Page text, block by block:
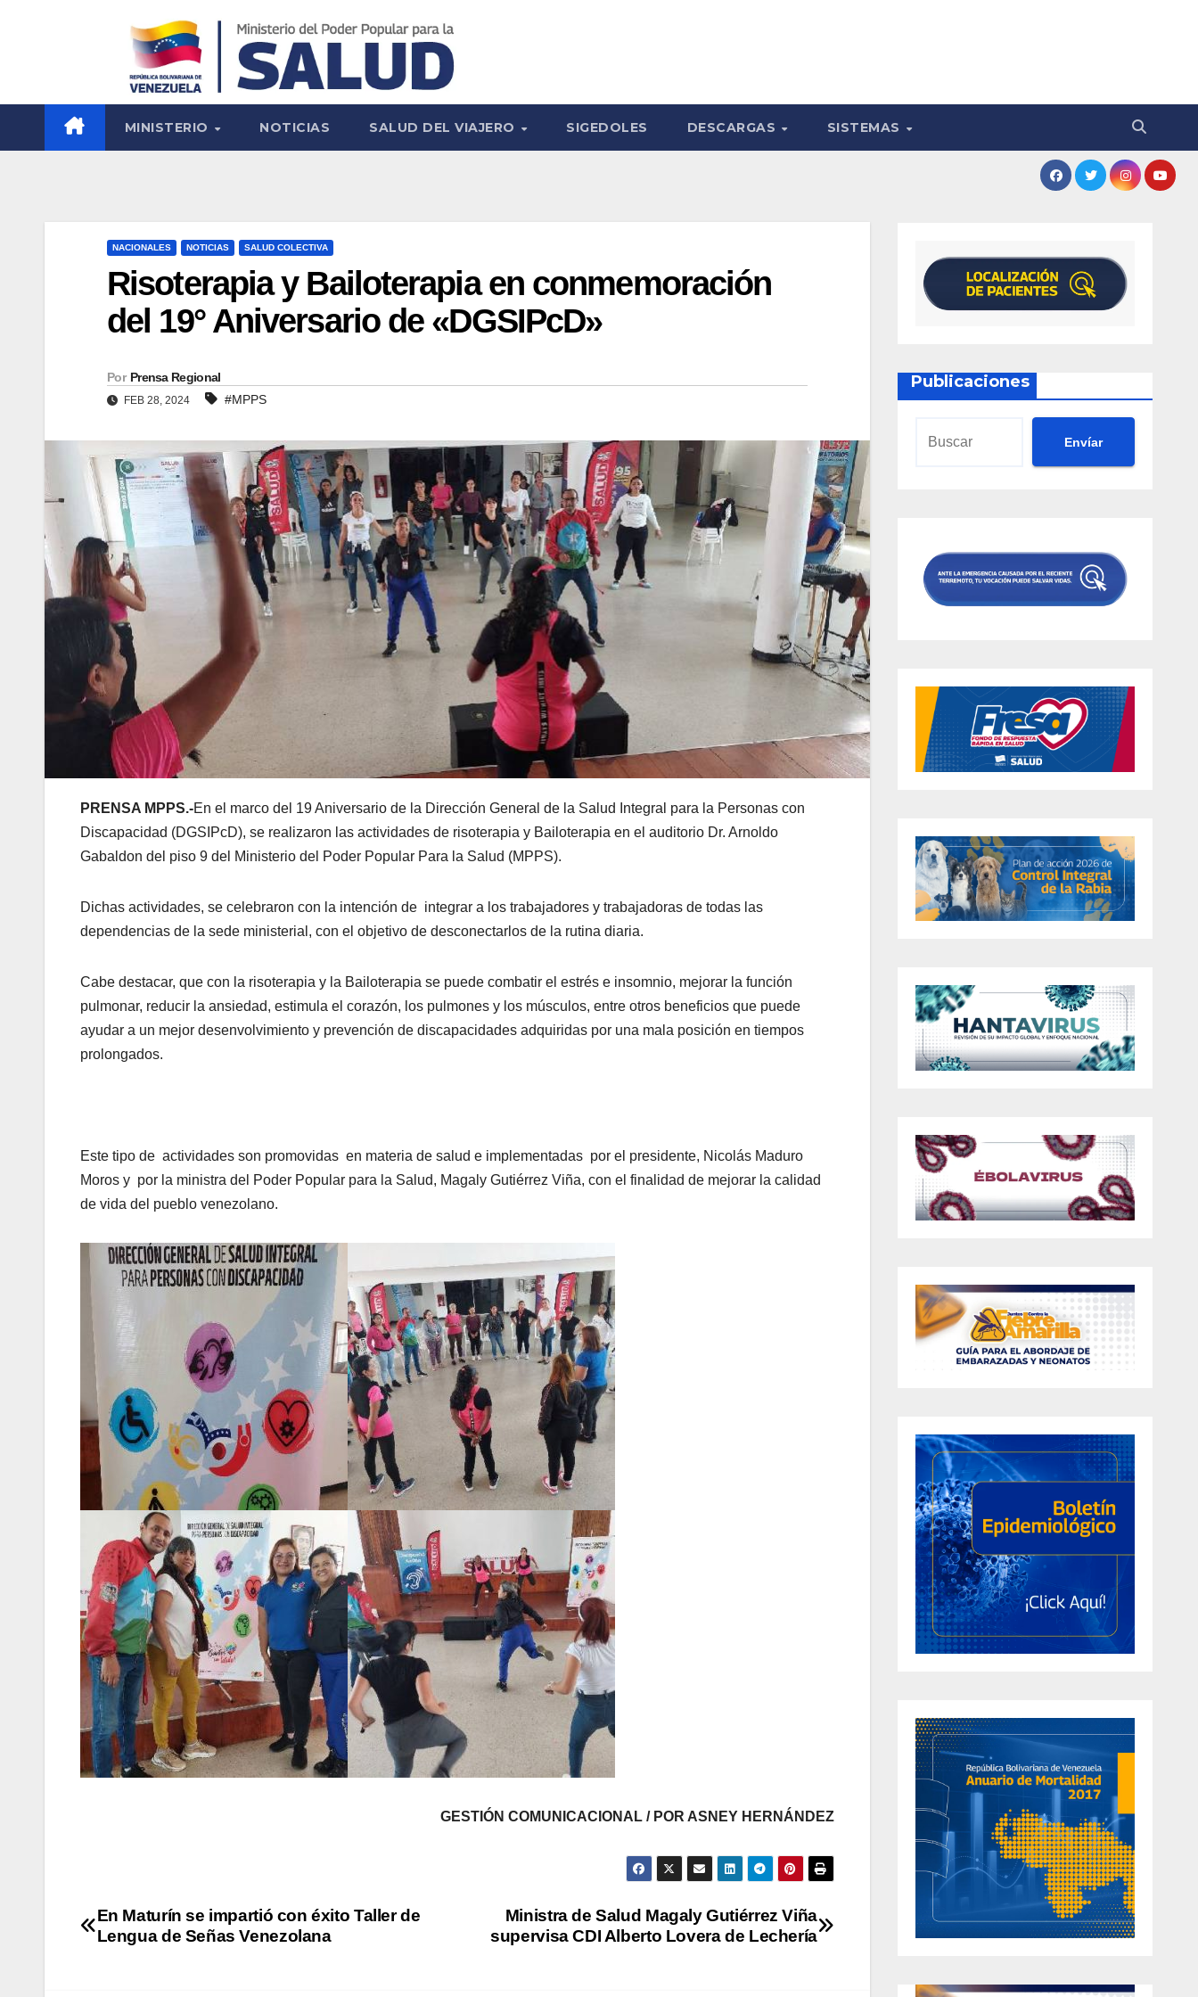
MINISTERIO NOTICIAS SALUD DEL VIAJERO SIGEDOLES DESCARGAS SISTEMAS
NACIONALES NOTICIAS SALUD COLECTIVA
Risoterapia y Bailoterapia en conmemoración
del 19° Aniversario de «DGSIPcD»
Por Prensa Regional
FEB 28, 2024 #MPPS
PRENSA MPPS.-En el marco del 19 Aniversario de la Dirección General de la Salud Integral para la Personas con
Discapacidad (DGSIPcD), se realizaron las actividades de risoterapia y Bailoterapia en el auditorio Dr. Arnoldo
Gabaldon del piso 9 del Ministerio del Poder Popular Para la Salud (MPPS).
Dichas actividades, se celebraron con la intención de integrar a los trabajadores y trabajadoras de todas las
dependencias de la sede ministerial, con el objetivo de desconectarlos de la rutina diaria.
Cabe destacar, que con la risoterapia y la Bailoterapia se puede combatir el estrés e insomnio, mejorar la función
pulmonar, reducir la ansiedad, estimula el corazón, los pulmones y los músculos, entre otros beneficios que puede
ayudar a un mejor desenvolvimiento y prevención de discapacidades adquiridas por una mala posición en tiempos
prolongados.
Este tipo de actividades son promovidas en materia de salud e implementadas por el presidente, Nicolás Maduro
Moros y por la ministra del Poder Popular para la Salud, Magaly Gutiérrez Viña, con el finalidad de mejorar la calidad
de vida del pueblo venezolano.
GESTIÓN COMUNICACIONAL / POR ASNEY HERNÁNDEZ
Ministra de Salud Magaly Gutiérrez Viña
supervisa CDI Alberto Lovera de Lechería
En Maturín se impartió con éxito Taller de
Lengua de Señas Venezolana
Publicaciones
Envíar